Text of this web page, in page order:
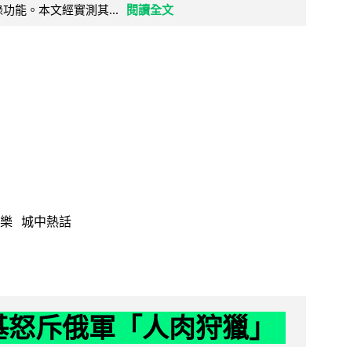
能。本文經實測其... 閱讀全文
城中熱話
斥俄軍「人肉狩獵」